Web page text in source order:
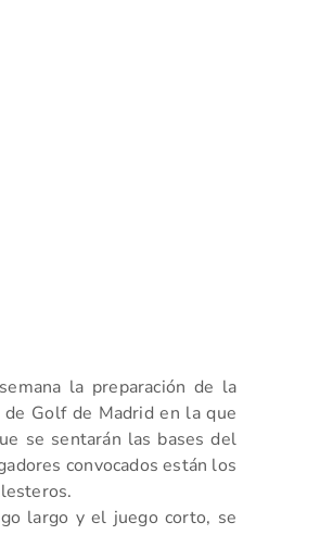
la preparación de la
Golf de Madrid en la que
se sentarán las bases del
convocados están los
largo y el juego corto, se